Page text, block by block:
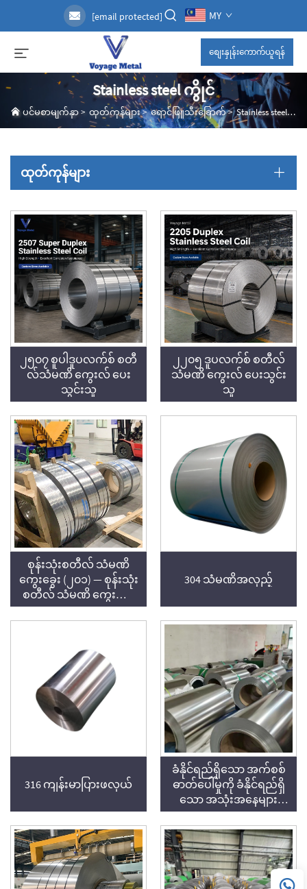
[email protected] MY
စျေးနှုန်းကောက်ယူရန်
Stainless steel ကွိုင်
ပင်မစာမျက်နှာ> ထုတ်ကုန်များ>ရောင်ဖြူသီးခြောက်>Stainless steel ကွိုင်
ထုတ်ကုန်များ
၂၅၀၇ စူပါဒူပလက်စ် စတီ
လ်သံမဏိ ကွေးလ် ပေး
သွင်းသူ
၂၂၀၅ ဒူပလက်စ် စတီလ်
သံမဏိ ကွေးလ် ပေးသွင်း
သူ
စုန်းသုံးစတီလ် သံမဏိ
ကွေးခွေး (၂၀၁) — စုန်းသုံး
စတီလ် သံမဏိ ကွေးခွေး
(၂၀၁) သည် စရိတ်
သက်သာရှိသော ဖက်ဘရီ
အတွက် သင့်လျော်
ပါသည်။
304 သံမဏိအလှည့်
316 ကျန်းမာပြားဖလှယ်
ခံနိုင်ရည်ရှိသော အက်စစ်
ဓာတ်ပေါ်မှုကို ခံနိုင်ရည်ရှိ
သော အသုံးအနေများ
အတွက် 316L စတီလ်
သံမဏိ ကွေး